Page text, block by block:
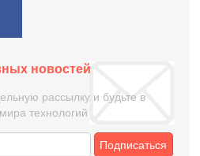
новостей
рассылку и будьте в
технологий
Подписаться